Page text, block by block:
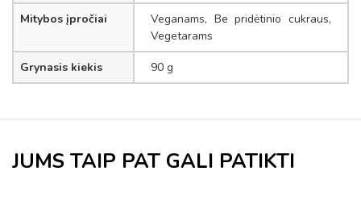
Mitybos įpročiai
Veganams, Be pridėtinio cukraus,
Vegetarams
Grynasis kiekis 90 g
JUMS TAIP PAT GALI PATIKTI